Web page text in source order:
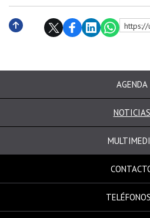
https://
AGENDA
NOTICIAS
TELÉFONOS